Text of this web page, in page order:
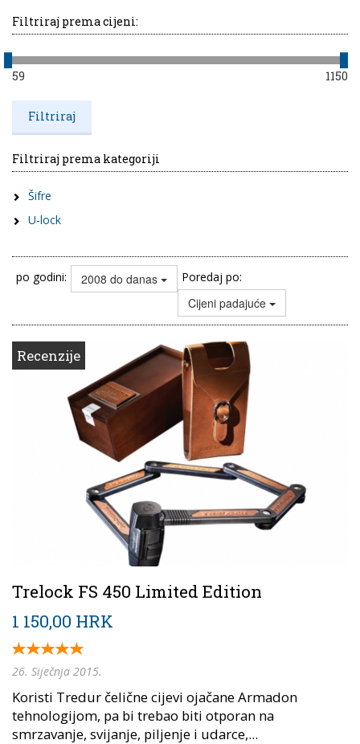
Filtriraj prema cijeni:
59 1150
Filtriraj prema kategoriji
Šifre
U-lock
po godini: 2008 do danas Poredaj po:
Cijeni padajuće
Recenzije
Trelock FS 450 Limited Edition
1 150,00 HRK
26. Siječnja 2015.
Koristi Tredur čelične cijevi ojačane Armadon
tehnologijom, pa bi trebao biti otporan na
smrzavanje, svijanje, piljenje i udarce,...